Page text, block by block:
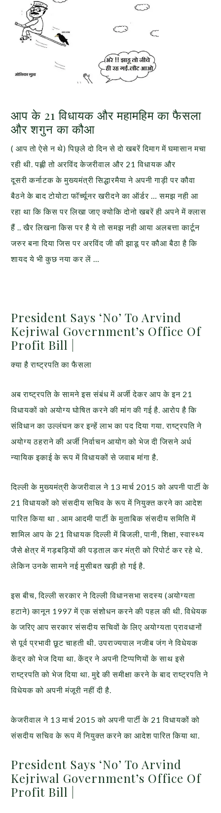
आप के 21 विधायक और महामहिम का फैसला
और शगुन का कौआ
( आप तो ऐसे न थे) पिछ्ले दो दिन से दो खबरें दिमाग में घमासान मचा
रही थी. पह्ली तो अरविंद केजरीवाल और 21 विधायक और
दूसरी कर्नाटक के मुख्यमंत्री सिद्धारमैया ने अपनी गाड़ी पर कौवा
बैठने के बाद टोयोटा फॉर्च्यूनर खरीदने का ऑर्डर … समझ नही आ
रहा था कि किस पर लिखा जाए क्योकि दोनो खबरें ही अपने में क्लास
हैं .. खैर लिखना किस पर है ये तो समझ नही आया अलबत्ता कार्टून
जरुर बना दिया जिस पर अरविंद जी की झाडू पर कौआ बैठा है कि
शायद ये भी कुछ नया कर लें …
President Says ‘No’ To Arvind
Kejriwal Government’s Office Of
Profit Bill |
क्या है राष्ट्रपति का फैसला
अब राष्ट्रपति के सामने इस संबंध में अर्जी देकर आप के इन 21
विधायकों को अयोग्य घोषित करने की मांग की गई है. आरोप है कि
संविधान का उल्लंघन कर इन्हें लाभ का पद दिया गया. राष्ट्रपति ने
अयोग्य ठहराने की अर्जी निर्वाचन आयोग को भेज दी जिसने अर्ध
न्यायिक इकाई के रूप में विधायकों से जवाब मांगा है.
दिल्ली के मुख्यमंत्री केजरीवाल ने 13 मार्च 2015 को अपनी पार्टी के
21 विधायकों को संसदीय सचिव के रूप में नियुक्त करने का आदेश
पारित किया था . आम आदमी पार्टी के मुताबिक संसदीय समिति में
शामिल आप के 21 विधायक दिल्ली में बिजली, पानी, शिक्षा, स्वास्थ्य
जैसे क्षेत्र में गड़बड़ियों की पड़ताल कर मंत्री को रिपोर्ट कर रहे थे.
लेकिन उनके सामने नई मुसीबत खड़ी हो गई है.
इस बीच, दिल्ली सरकार ने दिल्ली विधानसभा सदस्य (अयोग्यता
हटाने) कानून 1997 में एक संशोधन करने की पहल की थी. विधेयक
के जरिए आप सरकार संसदीय सचिवों के लिए अयोग्यता प्रावधानों
से पूर्व प्रभावी छूट चाहती थी. उपराज्यपाल नजीब जंग ने विधेयक
केंद्र को भेज दिया था. केंद्र ने अपनी टिप्पणियों के साथ इसे
राष्ट्रपति को भेज दिया था. मुद्दे की समीक्षा करने के बाद राष्ट्रपति ने
विधेयक को अपनी मंजूरी नहीं दी है.
केजरीवाल ने 13 मार्च 2015 को अपनी पार्टी के 21 विधायकों को
संसदीय सचिव के रूप में नियुक्त करने का आदेश पारित किया था.
President Says ‘No’ To Arvind
Kejriwal Government’s Office Of
Profit Bill |